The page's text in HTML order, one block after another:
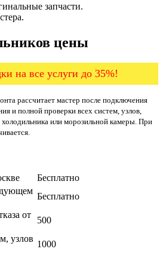
запчасти.
цены
на все услуги до 35%!
рассчитает мастер после подключения
и полной проверки всех систем, узлов,
или морозильной камеры. При
Бесплатно
Бесплатно
от
500
узлов
1000